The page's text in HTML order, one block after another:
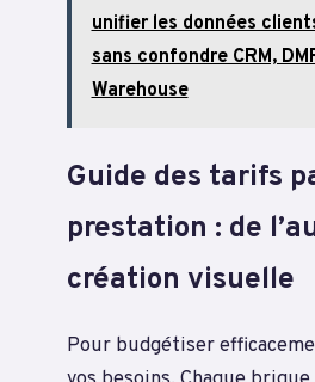
unifier les données
sans confondre CRM,
Warehouse
Guide des tarifs
prestation : de
création visuelle
Pour budgétiser